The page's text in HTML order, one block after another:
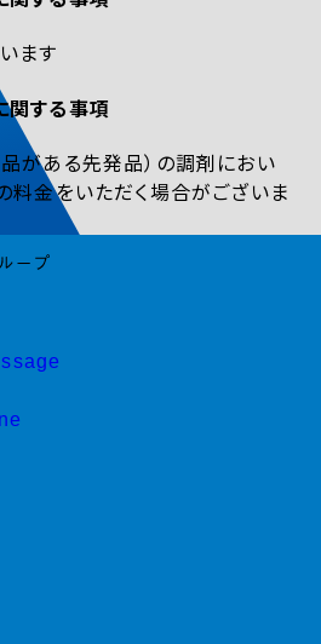
ます
する事項
がある先発品）の調剤におい
料金をいただく場合がございま